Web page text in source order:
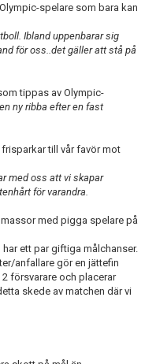
spelare som bara kan
Ibland uppenbarar sig
för oss..det gäller att stå på
tippas av Olympic-
ny ribba efter en fast
till vår favör mot
med oss att vi skapar
för varandra.
med pigga spelare på
ett par giftiga målchanser.
anfallare gör en jättefin
försvarare och placerar
skede av matchen där vi